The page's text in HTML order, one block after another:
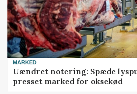
MARKED
Uændret notering: Spæde
presset marked for oksekød